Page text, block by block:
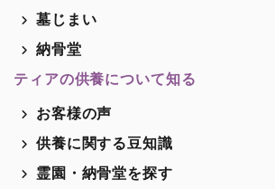
墓じまい
納骨堂
ティアの供養について知る
お客様の声
供養に関する豆知識
霊園・納骨堂を探す